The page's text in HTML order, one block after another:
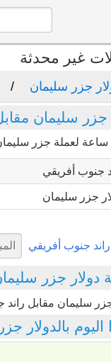
غير محدثة
جزر سليمان
سليمان
ساعة لعملة جزر
جنوب أفريقي
جزر سليمان
جنوب أفريقي
دولار جزر
اليوم بالدولار